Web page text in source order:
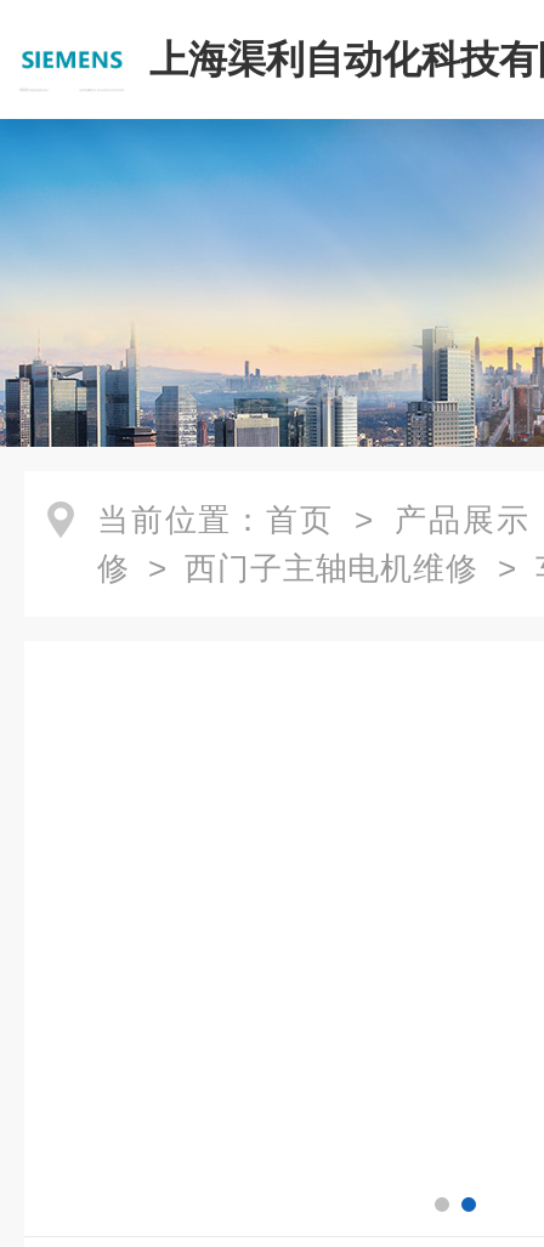
上海渠利自动化科技
当前位置： 首页 > 产品展示
修 > 西门子主轴电机维修 >